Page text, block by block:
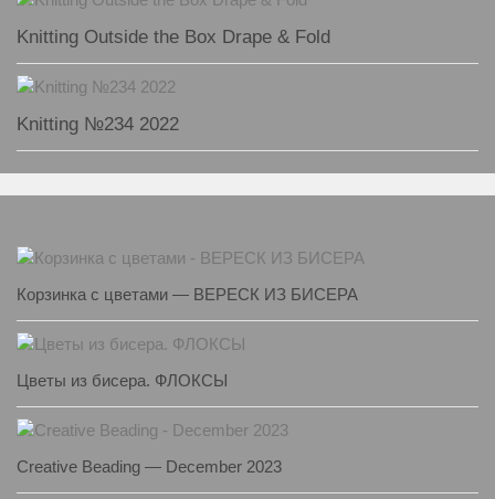
Knitting Outside the Box Drape & Fold
Knitting №234 2022
Корзинка с цветами — ВЕРЕСК ИЗ БИСЕРА
Цветы из бисера. ФЛОКСЫ
Creative Beading — December 2023